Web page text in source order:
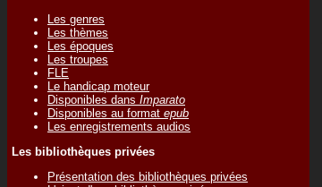
Les genres
Les thèmes
Les époques
Les troupes
FLE
Le handicap moteur
Disponibles dans Imparato
Disponibles au format epub
Les enregistrements audios
Les bibliothèques privées
Présentation des bibliothèques privées